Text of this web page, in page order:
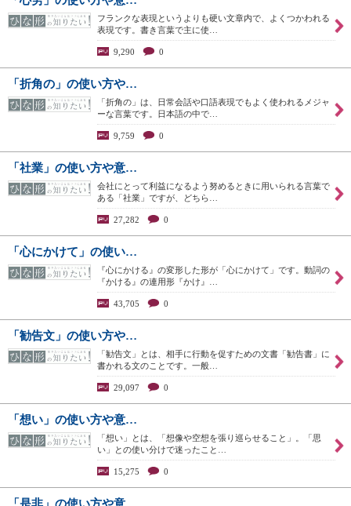
フランクな表現というよりも硬い文章内で、よくつかわれる
表現です。書き言葉で主に使…
9,290 0
「折角の」の使い方や…
「折角の」は、日常会話や口語表現でもよく使われるメジャ
ーな言葉です。日本語の中で…
9,759 0
「社業」の使い方や意…
会社にとって利益になるよう努めるときに用いられる言葉で
ある「社業」ですが、どちら…
27,282 0
「心にかけて」の使い…
『心にかける』の変形した形が「心にかけて」です。動詞の
『かける』の連用形『かけ』…
43,705 0
「勧告文」の使い方や…
「勧告文」とは、相手に行動を促すための文書「勧告書」に
書かれる文のことです。一般…
29,097 0
「想い」の使い方や意…
「想い」とは、「想像や空想を張り巡らせること」。「思
い」との使い分けで迷ったこと…
15,275 0